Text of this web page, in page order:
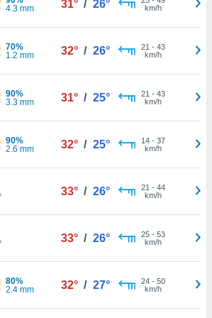
4.3 mm
31° / 26°
km/h
70%
1.2 mm
32° / 26° 21 - 43
km/h
90%
3.3 mm
31° / 25° 21 - 43
km/h
90%
2.6 mm
32° / 25° 14- 37
km/h
33° / 26° 21 - 44
km/h
33° / 26° 25- 53
km/h
80%
2.4 mm
32° / 27° 24- 50
km/h